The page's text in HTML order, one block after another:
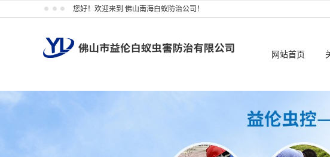
您好！欢迎来到 佛山南海白蚁防治公司！
网站首页